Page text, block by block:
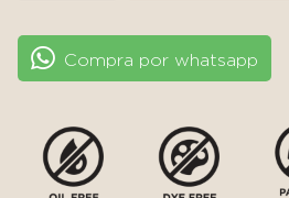
Age
CleanserCompra por whatsapp